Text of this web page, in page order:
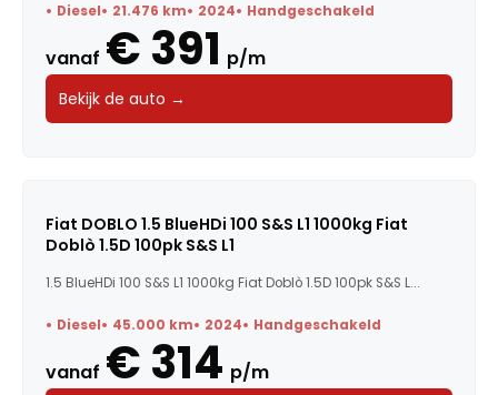
Diesel 21.476 km 2024 Handgeschakeld
vanaf € 391 p/m
Bekijk de auto →
Fiat DOBLO 1.5 BlueHDi 100 S&S L1 1000kg Fiat
Doblò 1.5D 100pk S&S L1
1.5 BlueHDi 100 S&S L1 1000kg Fiat Doblò 1.5D 100pk S&S L...
Diesel 45.000 km 2024 Handgeschakeld
vanaf € 314 p/m